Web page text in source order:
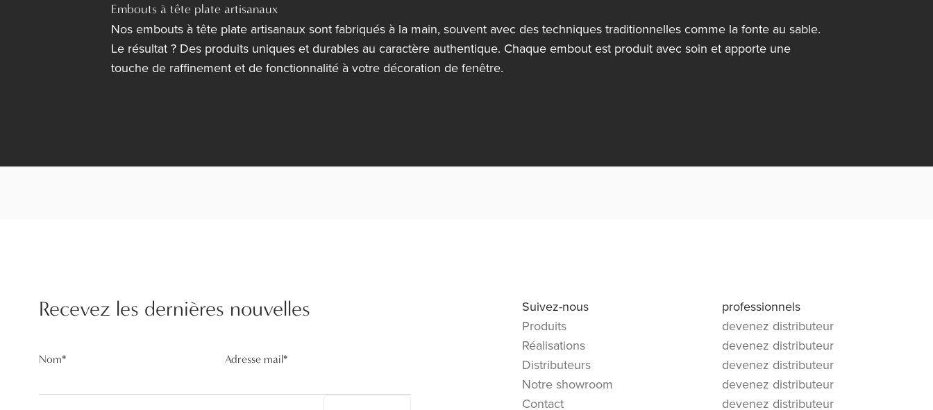
Embouts à tête plate artisanaux
Nos embouts à tête plate artisanaux sont fabriqués à la main, souvent avec des techniques traditionnelles comme la fonte au sable.
Le résultat ? Des produits uniques et durables au caractère authentique. Chaque embout est produit avec soin et apporte une
touche de raffinement et de fonctionnalité à votre décoration de fenêtre.
Recevez les dernières nouvelles
Nom* Adresse mail*
Suivez-nous
Produits
Réalisations
Distributeurs
Notre showroom
Contact
professionnels
devenez distributeur
devenez distributeur
devenez distributeur
devenez distributeur
devenez distributeur